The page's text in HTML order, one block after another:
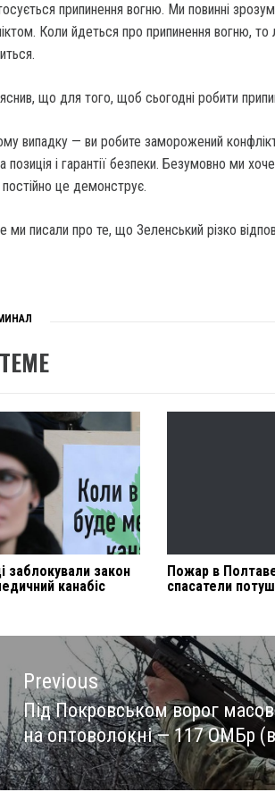
припинення вогню. Ми повинні
Коли йдеться про припинення вогню,
що для того, щоб сьогодні робити
випадку — ви робите заморожений
позиція і гарантії безпеки. Безумовно ми
постійно це демонструє.
ми писали про те, що Зеленський різко
заблокували закон
канабіс
Пожар в
спасатели
Previous
Previous
post:
Під Покровськом ворог
на оптоволокні — 117 ОМБр